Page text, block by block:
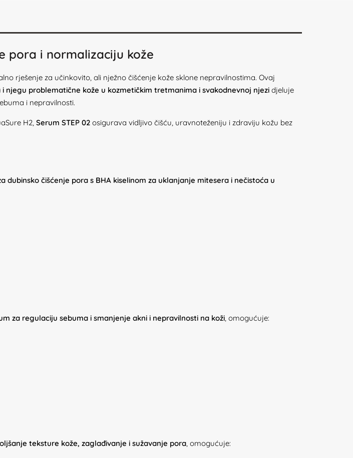
pora i normalizaciju kože
rješenje za učinkovito, ali nježno čišćenje kože sklone nepravilnostima. Ovaj
njegu problematične kože u kozmetičkim tretmanima i svakodnevnoj njezi djeluje
i nepravilnosti.
H2, Serum STEP 02 osigurava vidljivo čišću, uravnoteženiju i zdraviju kožu bez
dubinsko čišćenje pora s BHA kiselinom za uklanjanje mitesera i nečistoća u
za regulaciju sebuma i smanjenje akni i nepravilnosti na koži, omogućuje:
teksture kože, zaglađivanje i sužavanje pora, omogućuje: